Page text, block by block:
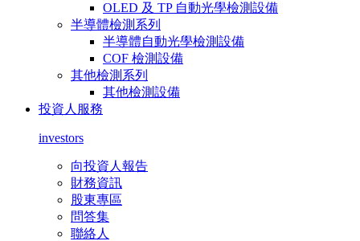
OLED 及 TP 自動光學檢測設備
半導體檢測系列
半導體自動光學檢測設備
COF 檢測設備
其他檢測系列
其他檢測設備
投資人服務
investors
向投資人報告
財務資訊
股東專區
問答集
聯絡人